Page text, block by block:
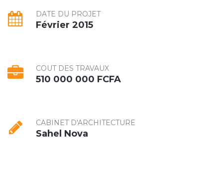
DATE DU PROJET
Février 2015
COUT DES TRAVAUX
510 000 000 FCFA
CABINET D'ARCHITECTURE
Sahel Nova